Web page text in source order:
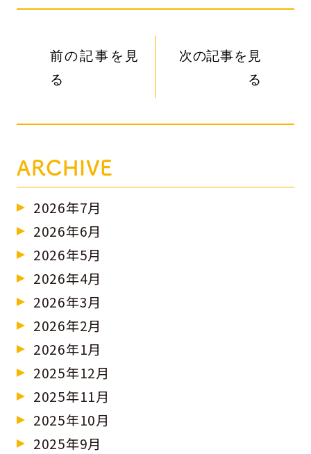
前の記事を見
る
次の記事を見
る
ARCHIVE
2026年7月
2026年6月
2026年5月
2026年4月
2026年3月
2026年2月
2026年1月
2025年12月
2025年11月
2025年10月
2025年9月